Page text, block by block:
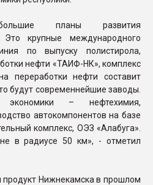
планы развития
Это крупные международного
по выпуску полистирола,
нефти «ТАИФ-НК», комплекс
переработки нефти составит
будут современнейшие заводы.
– нефтехимия,
автокомпонентов на базе
комплекс, ОЭЗ «Алабуга».
в радиусе 50 км», - отметил
продукт Нижнекамска в прошлом